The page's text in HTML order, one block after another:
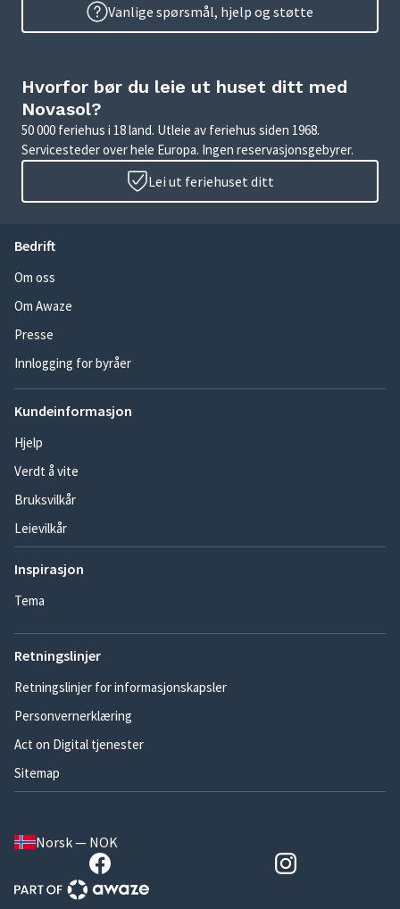
Vanlige spørsmål, hjelp og støtte
Hvorfor bør du leie ut huset ditt med
Novasol?
50 000 feriehus i 18 land. Utleie av feriehus siden 1968.
Servicesteder over hele Europa. Ingen reservasjonsgebyrer.
Lei ut feriehuset ditt
Bedrift
Om oss
Om Awaze
Presse
Innlogging for byråer
Kundeinformasjon
Hjelp
Verdt å vite
Bruksvilkår
Leievilkår
Inspirasjon
Tema
Retningslinjer
Retningslinjer for informasjonskapsler
Personvernerklæring
Act on Digital tjenester
Sitemap
Norsk — NOK